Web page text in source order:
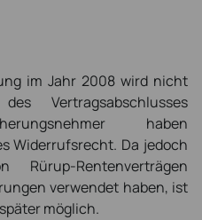
im Jahr 2008 wird nicht
Vertragsabschlusses
haben
Widerrufsrecht. Da jedoch
Rentenverträgen
verwendet haben, ist
möglich.